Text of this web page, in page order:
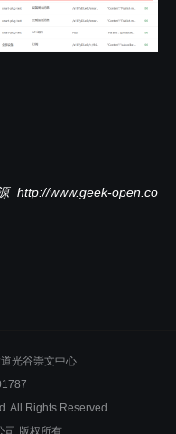
http://www.geek-open.co
光谷崇文中心
All Rights Reserved.
司 版权所有